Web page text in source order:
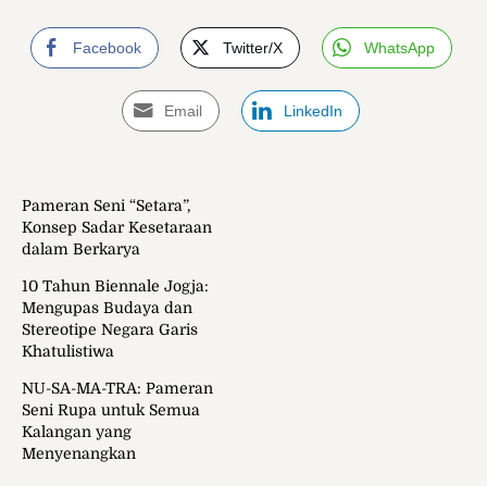
Facebook Twitter/X WhatsApp
Email LinkedIn
Pameran Seni “Setara”,
Konsep Sadar Kesetaraan
dalam Berkarya
10 Tahun Biennale Jogja:
Mengupas Budaya dan
Stereotipe Negara Garis
Khatulistiwa
NU-SA-MA-TRA: Pameran
Seni Rupa untuk Semua
Kalangan yang
Menyenangkan